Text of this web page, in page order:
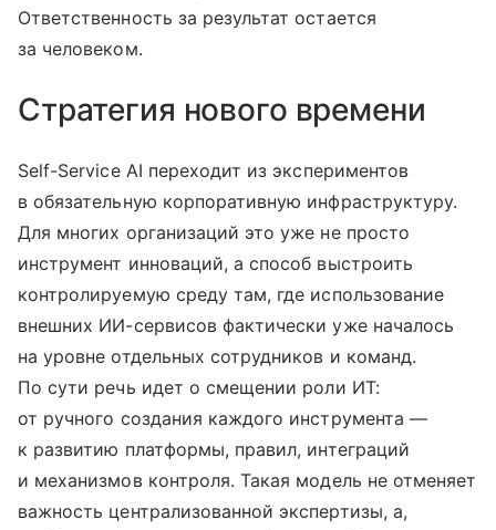
Ответственность за результат остается
за человеком.
Стратегия нового времени
Self-Service AI переходит из экспериментов
в обязательную корпоративную инфраструктуру.
Для многих организаций это уже не просто
инструмент инноваций, а способ выстроить
контролируемую среду там, где использование
внешних ИИ-сервисов фактически уже началось
на уровне отдельных сотрудников и команд.
По сути речь идет о смещении роли ИТ:
от ручного создания каждого инструмента —
к развитию платформы, правил, интеграций
и механизмов контроля. Такая модель не отменяет
важность централизованной экспертизы, а,